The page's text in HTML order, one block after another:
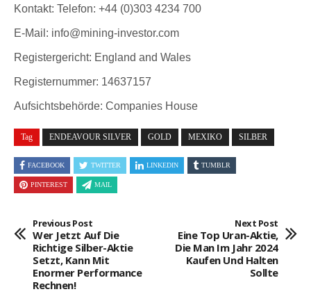
Kontakt: Telefon: +44 (0)303 4234 700
E-Mail: info@mining-investor.com
Registergericht: England and Wales
Registernummer: 14637157
Aufsichtsbehörde: Companies House
Tag ENDEAVOUR SILVER GOLD MEXIKO SILBER
FACEBOOK TWITTER LINKEDIN TUMBLR
PINTEREST MAIL
Previous Post
Wer Jetzt Auf Die
Richtige Silber-Aktie
Setzt, Kann Mit
Enormer Performance
Rechnen!
Next Post
Eine Top Uran-Aktie,
Die Man Im Jahr 2024
Kaufen Und Halten
Sollte